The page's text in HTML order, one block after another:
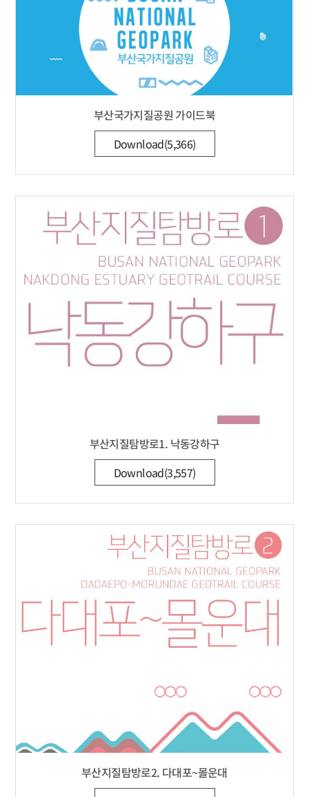
부산국가지질공원 가이드북
Download(5,366)
부산지질탐방로1. 낙동강하구
Download(3,557)
부산지질탐방로2. 다대포~몰운대